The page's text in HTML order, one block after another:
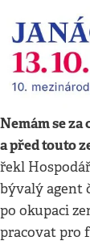
Nemám se
a před touto
řekl
bývalý agent
po okupaci
pracovat pro